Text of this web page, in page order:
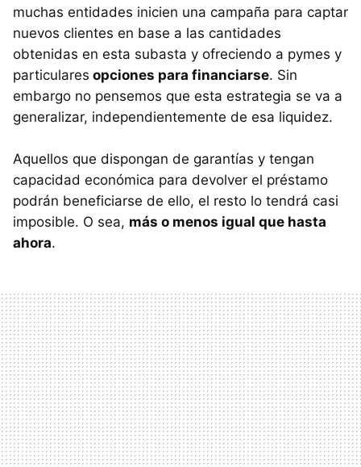
muchas entidades inicien una campaña para captar
nuevos clientes en base a las cantidades
obtenidas en esta subasta y ofreciendo a pymes y
particulares opciones para financiarse. Sin
embargo no pensemos que esta estrategia se va a
generalizar, independientemente de esa liquidez.
Aquellos que dispongan de garantías y tengan
capacidad económica para devolver el préstamo
podrán beneficiarse de ello, el resto lo tendrá casi
imposible. O sea, más o menos igual que hasta
ahora.